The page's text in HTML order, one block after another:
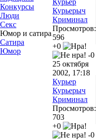
Конкурсы
Люди
Секс
Юмор и сатира
Сатира
Юмор
Курьерыч
Криминал
Просмотров:
596
+0
-0
25 октября
2002, 17:18
Курьер
Курьерыч
Криминал
Просмотров:
703
+0
-0